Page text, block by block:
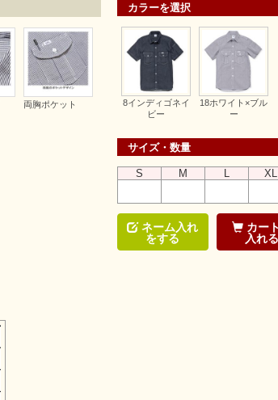
両胸ポケット
カラーを選択
8インディゴネイ
ビー
18ホワイト×ブル
ー
サイズ・数量
S M L XL
ネーム入れ
をする
カー
入れる